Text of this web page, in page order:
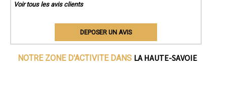
Voir tous les avis clients
DEPOSER UN AVIS
NOTRE ZONE D'ACTIVITE DANS LA HAUTE-SAVOIE